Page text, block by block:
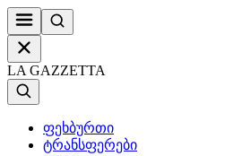
LA GAZZETTA
ფეხბურთი
ტრანსფერები